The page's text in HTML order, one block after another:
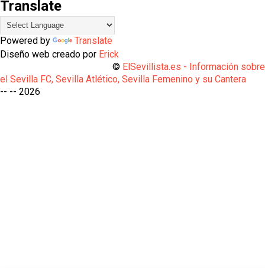
Translate
Powered by
Translate
Diseño web creado por Erick
© ElSevillista.es - Información sobre
el Sevilla FC, Sevilla Atlético, Sevilla Femenino y su Cantera
-- -- 2026